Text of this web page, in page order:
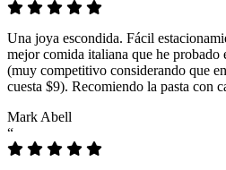
Una joya escondida. Fácil
mejor comida italiana que he
(muy competitivo considerando que
cuesta $9). Recomiendo la pasta con
Mark Abell
“